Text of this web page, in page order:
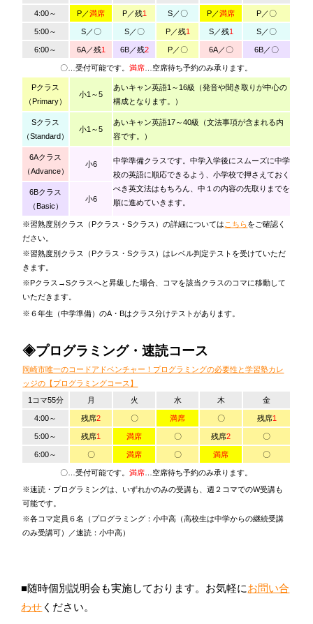
4:00～ P／満席 P／残1 S／〇 P／満席 P／〇
5:00～ S／〇 S／〇 P／残1 S／残1 S／〇
6:00～ 6A／残1 6B／残2 P／〇 6A／〇 6B／〇
〇…受付可能です。満席 …空席待ち予約のみ承ります。
Pクラス
（Primary）
小1～5
あいキャン英語1～16級（発音や聞き取りが中心の
構成となります。）
Sクラス
（Standard）
小1～5
あいキャン英語17～40級（文法事項が含まれる内
容です。）
6Aクラス
（Advance）
小6
中学準備クラスです。中学入学後にスムーズに中学
校の英語に順応できるよう、小学校で押さえておく
べき英文法はもちろん、中１の内容の先取りまでを
順に進めていきます。
6Bクラス
（Basic）
小6
※習熟度別クラス（Pクラス・Sクラス）の詳細については こちらをご確認く
ださい。
※習熟度別クラス（Pクラス・Sクラス）はレベル判定テストを受けていただ
きます。
※Pクラス→Sクラスへと昇級した場合、コマを該当クラスのコマに移動して
いただきます。
※６年生（中学準備）のA・Bはクラス分けテストがあります。
◈プログラミング・速読コース
岡崎市唯一のコードアドベンチャー！プログラミングの必要性と学習塾カレ
ッジの【プログラミングコース】
1コマ55分
月 火 水 木 金
4:00～ 残席2 〇 満席 〇 残席1
5:00～ 残席1 満席 〇 残席2 〇
6:00～ 〇 満席 〇 満席 〇
〇…受付可能です。満席 …空席待ち予約のみ承ります。
※速読・プログラミングは、いずれかのみの受講も、週２コマでのW受講も
可能です。
※各コマ定員６名（プログラミング：小中高（高校生は中学からの継続受講
のみ受講可）／速読：小中高）
■随時個別説明会も実施しております。お気軽にお問い合
わせ ください。